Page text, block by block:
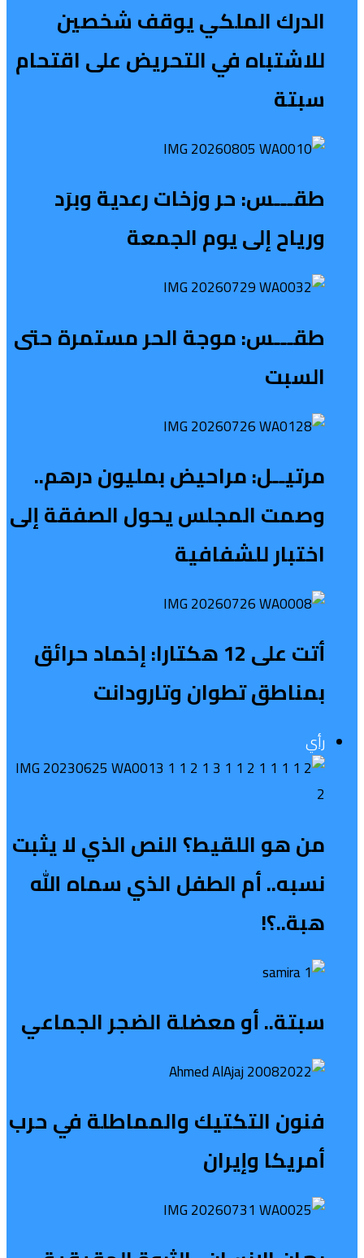
الدرك الملكي يوقف شخصين
للاشتباه في التحريض على اقتحام
سبتة
طقـــس: حر وزخات رعدية وبرَد
ورياح إلى يوم الجمعة
طقـــس: موجة الحر مستمرة حتى
السبت
مرتيــل: مراحيض بمليون درهم..
وصمت المجلس يحول الصفقة إلى
اختبار للشفافية
أتت على 12 هكتارا: إخماد حرائق
بمناطق تطوان وتارودانت
رأي
من هو اللقيط؟ النص الذي لا يثبت
نسبه.. أم الطفل الذي سماه الله
هبة..؟!
سبتة.. أو معضلة الضجر الجماعي
فنون التكتيك والمماطلة في حرب
أمريكا وإيران